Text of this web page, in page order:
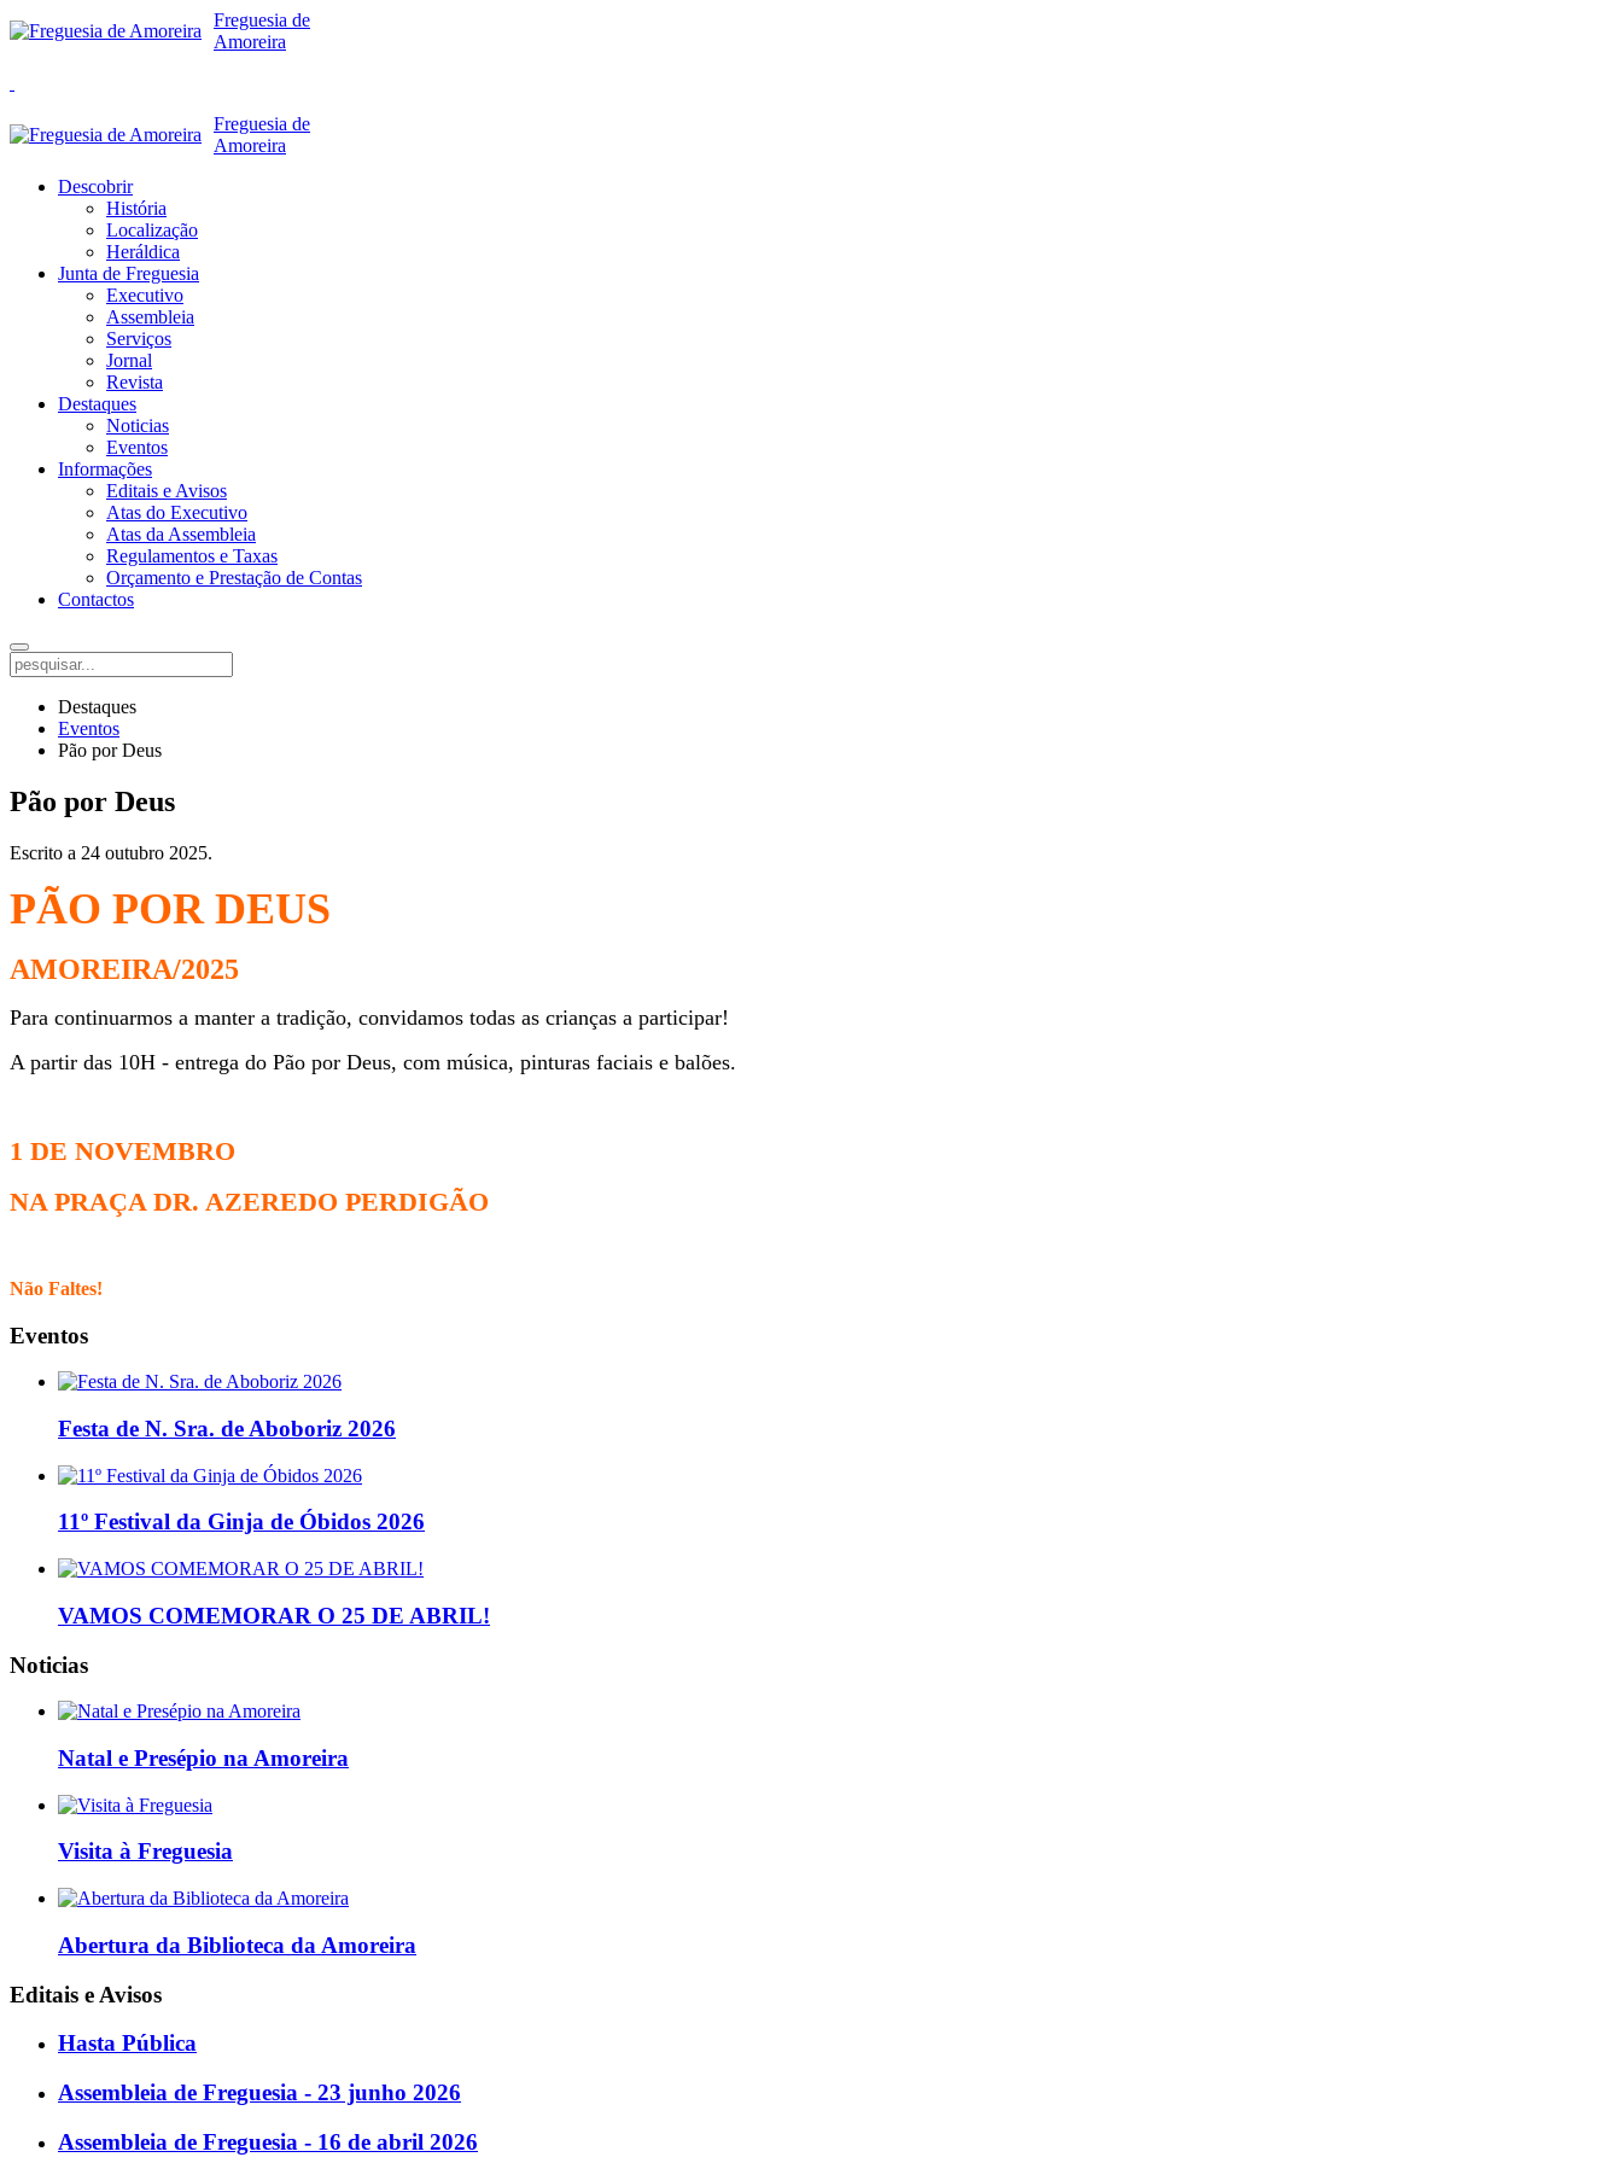
Freguesia de
Amoreira
Freguesia de
Amoreira
Descobrir
História
Localização
Heráldica
Junta de Freguesia
Executivo
Assembleia
Serviços
Jornal
Revista
Destaques
Noticias
Eventos
Informações
Editais e Avisos
Atas do Executivo
Atas da Assembleia
Regulamentos e Taxas
Orçamento e Prestação de Contas
Contactos
Destaques
Eventos
Pão por Deus
Pão por Deus
Escrito a 24 outubro 2025.
PÃO POR DEUS
AMOREIRA/2025
Para continuarmos a manter a tradição, convidamos todas as crianças a participar!
A partir das 10H - entrega do Pão por Deus, com música, pinturas faciais e balões.
1 DE NOVEMBRO
NA PRAÇA DR. AZEREDO PERDIGÃO
Não Faltes!
Eventos
Festa de N. Sra. de Aboboriz 2026
11º Festival da Ginja de Óbidos 2026
VAMOS COMEMORAR O 25 DE ABRIL!
Noticias
Natal e Presépio na Amoreira
Visita à Freguesia
Abertura da Biblioteca da Amoreira
Editais e Avisos
Hasta Pública
Assembleia de Freguesia - 23 junho 2026
Assembleia de Freguesia - 16 de abril 2026